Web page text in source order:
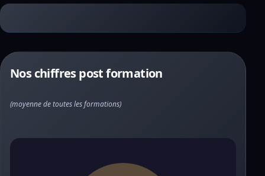
Nos chiffres post formation
(moyenne de toutes les formations)